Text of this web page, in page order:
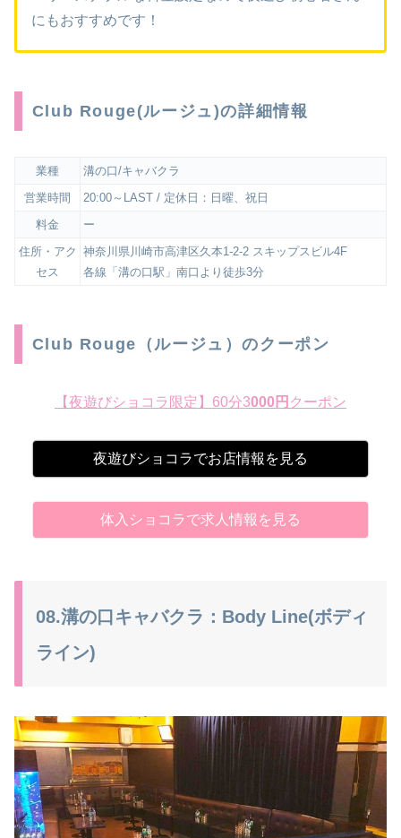
にもおすすめです！
Club Rouge(ルージュ)の詳細情報
業種
溝の口/キャバクラ
営業時間
20:00～LAST / 定休日：日曜、祝日
料金
ー
住所・アク
セス
神奈川県川崎市高津区久本1-2-2 スキップスビル4F
各線「溝の口駅」南口より徒歩3分
Club Rouge（ルージュ）のクーポン
【夜遊びショコラ限定】60分3000円 クーポン
夜遊びショコラでお店情報を見る
体入ショコラで求人情報を見る
08.溝の口キャバクラ：Body Line(ボディ
ライン)